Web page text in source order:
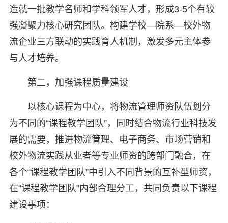
造就一批教学名师和学科领军人才，形成3-5个有较
强凝聚力核心研究团队。构建学校—院系—校外物
流企业三方联动的实践育人机制，激发多元主体参
与人才培养。
第二，加强课程质量建设
以核心课程为中心，将物流管理师资队伍划分
为不同的“课程教学团队”，同时结合物流行业科技发
展的需要，推进物流管理、电子商务、市场营销和
校外物流实践从业者等专业师资的跨部门融合，在
各个“课程教学团队”中引入不同背景的互补型师资，
在“课程教学团队”内部合理分工，共同负责以下课程
建设事项：